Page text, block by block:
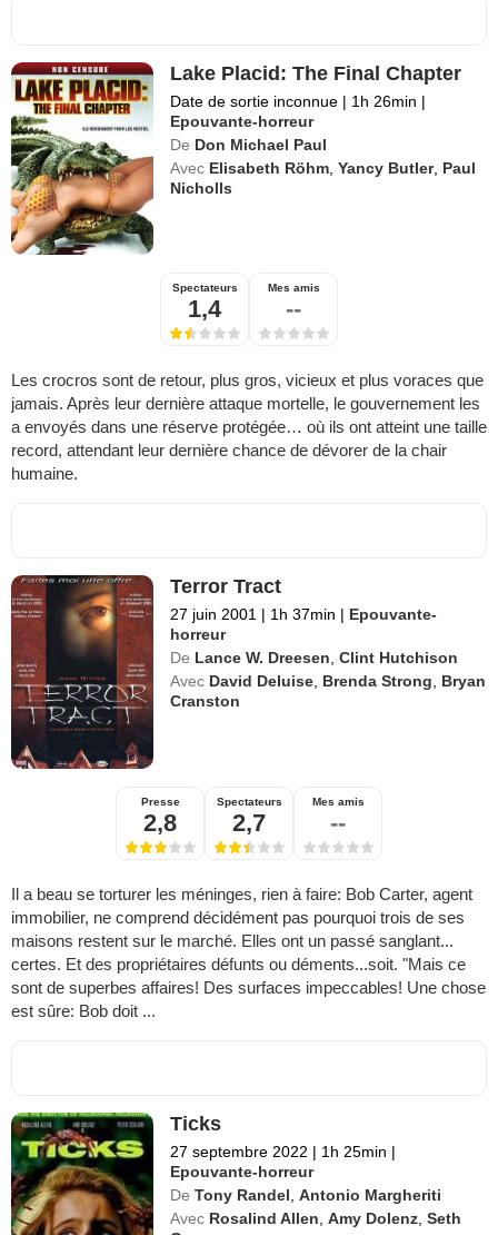
Lake Placid: The Final Chapter
Date de sortie inconnue | 1h 26min |
Epouvante-horreur
De Don Michael Paul
Avec Elisabeth Röhm ,Yancy Butler, Paul
Nicholls
Spectateurs
1,4
Mes amis
--
Les crocros sont de retour, plus gros, vicieux et plus voraces que
jamais. Après leur dernière attaque mortelle, le gouvernement les
a envoyés dans une réserve protégée… où ils ont atteint une taille
record, attendant leur dernière chance de dévorer de la chair
humaine.
Terror Tract
27 juin 2001 | 1h 37min | Epouvante-
horreur
De Lance W. Dreesen,Clint Hutchison
Avec David Deluise, Brenda Strong, Bryan
Cranston
Presse
2,8
Spectateurs
2,7
Mes amis
--
Il a beau se torturer les méninges, rien à faire: Bob Carter, agent
immobilier, ne comprend décidément pas pourquoi trois de ses
maisons restent sur le marché. Elles ont un passé sanglant...
certes. Et des propriétaires défunts ou déments...soit. "Mais ce
sont de superbes affaires! Des surfaces impeccables! Une chose
est sûre: Bob doit ...
Ticks
27 septembre 2022 | 1h 25min |
Epouvante-horreur
De Tony Randel,Antonio Margheriti
Avec Rosalind Allen,Amy Dolenz,Seth